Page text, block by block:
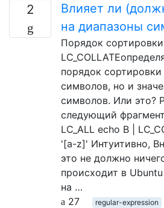
2
Влияет ли
на диапазоны
Порядок
порядок сортировки
символов, но и
символов. Или это?
следующий
LC_ALL echo B |
'[a-z]' Интуитивно,
это не должно
происходит в
на …
27
regular-expression